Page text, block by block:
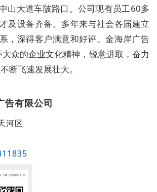
山大道车陂路口。公司现有员工60多
及设备齐备。多年来与社会各届建立
，深得客户满意和好评。金海岸广告
大众的企业文化精神，锐意进取，奋力
断飞速发展壮大。
告有限公司
河区